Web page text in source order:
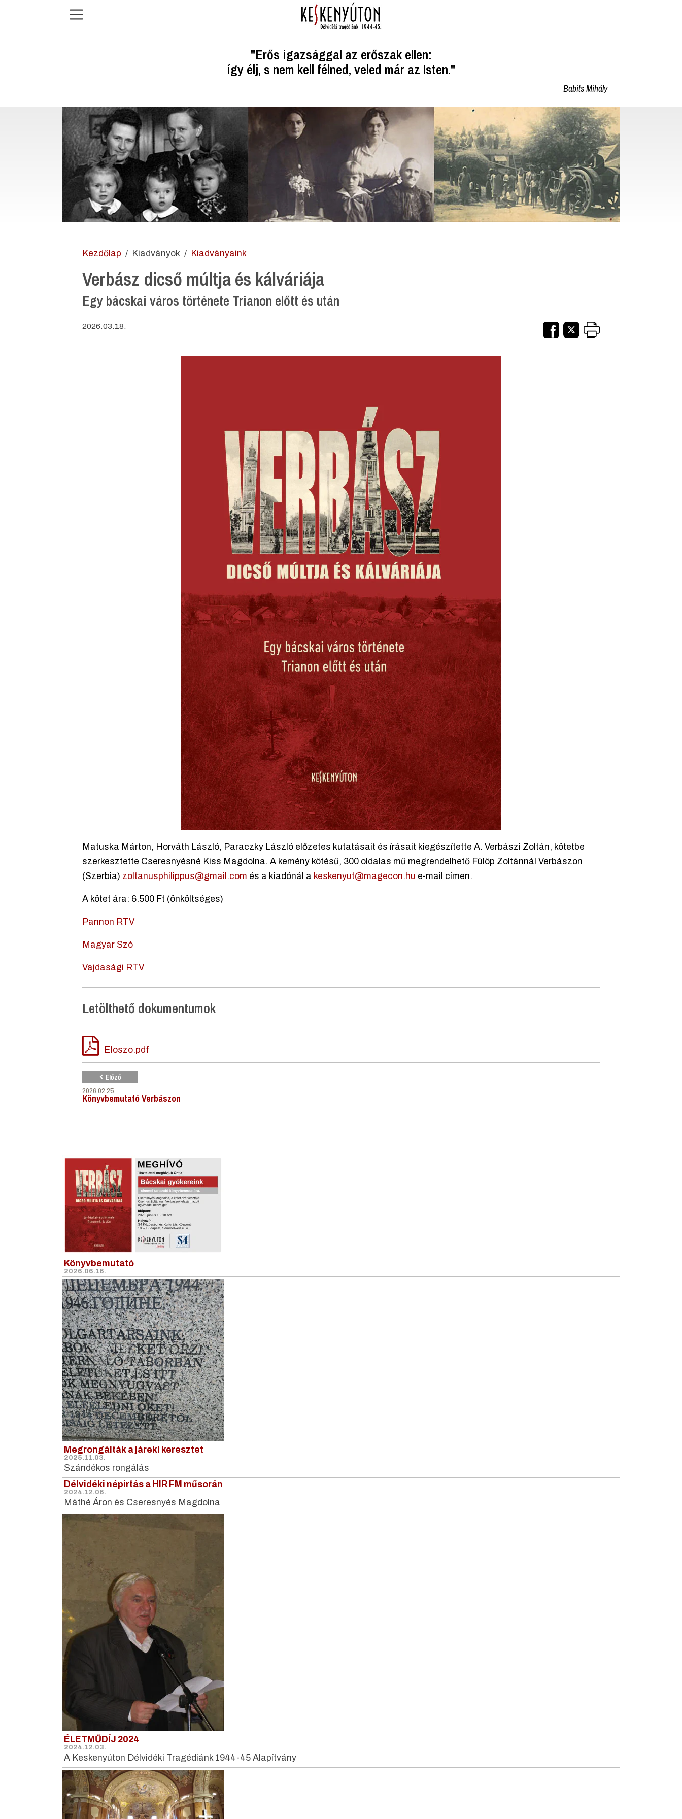
"Erős igazsággal az erőszak ellen:
így élj, s nem kell félned, veled már az Isten."
Babits Mihály
Kezdőlap Kiadványok Kiadványaink
Verbász dicső múltja és kálváriája
Egy bácskai város története Trianon előtt és után
2026.03.18.
Matuska Márton, Horváth László, Paraczky László előzetes kutatásait és írásait kiegészítette A. Verbászi Zoltán, kötetbe
szerkesztette Cseresnyésné Kiss Magdolna. A kemény kötésű, 300 oldalas mű megrendelhető Fülöp Zoltánnál Verbászon
(Szerbia) zoltanusphilippus@gmail.com és a kiadónál a keskenyut@magecon.hu e-mail címen.
A kötet ára: 6.500 Ft (önköltséges)
Pannon RTV
Magyar Szó
Vajdasági RTV
Letölthető dokumentumok
Eloszo.pdf
Előző
2026.02.25
Könyvbemutató Verbászon
Könyvbemutató
2026.06.16.
Megrongálták a járeki keresztet
2025.11.03.
Szándékos rongálás
Délvidéki népirtás a HIR FM műsorán
2024.12.06.
Máthé Áron és Cseresnyés Magdolna
ÉLETMŰDÍJ 2024
2024.12.03.
A Keskenyúton Délvidéki Tragédiánk 1944-45 Alapítvány